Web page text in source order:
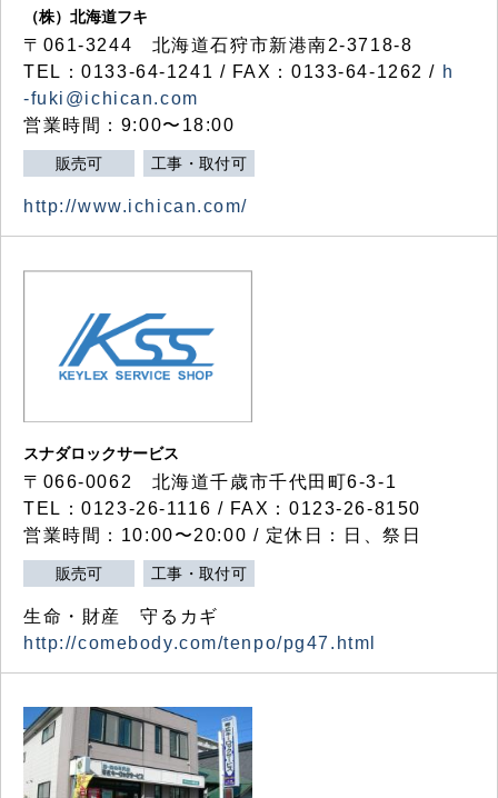
（株）北海道フキ
〒061-3244 北海道石狩市新港南2-3718-8
TEL：0133-64-1241 / FAX：0133-64-1262 / h
-fuki@ichican.com
営業時間：9:00〜18:00
販売可 工事・取付可
http://www.ichican.com/
スナダロックサービス
〒066-0062 北海道千歳市千代田町6-3-1
TEL：0123-26-1116 / FAX：0123-26-8150
営業時間：10:00〜20:00 / 定休日：日、祭日
販売可 工事・取付可
生命・財産 守るカギ
http://comebody.com/tenpo/pg47.html